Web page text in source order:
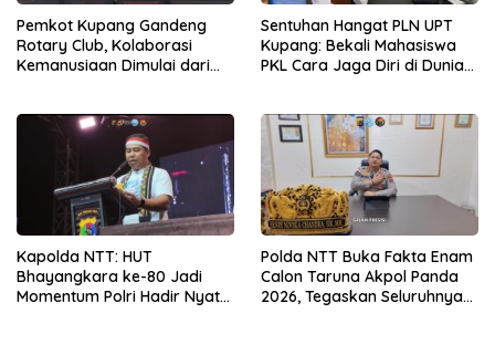
Pemkot Kupang Gandeng
Rotary Club, Kolaborasi
Kemanusiaan Dimulai dari
Sentuhan Hangat PLN UPT
Kupang: Bekali Mahasiswa
PKL Cara Jaga Diri di Dunia
Kapolda NTT: HUT
Bhayangkara ke-80 Jadi
Momentum Polri Hadir Nyata
Polda NTT Buka Fakta Enam
Calon Taruna Akpol Panda
2026, Tegaskan Seluruhnya